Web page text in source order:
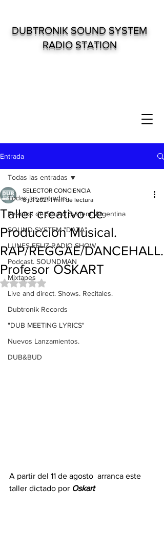
DUBTRONIK SOUND SYSTEM
RADIO STATION
Entrada
Todas las entradas
Eventos de Sound System. Argentina
SOUND SYSTEM "DATA"
LUNES FELIZ RADIO SHOW
Podcast. SOUNDMAN
Mixtapes
Live and direct. Shows. Recitales.
Dubtronik Records
"DUB MEETING LYRICS"
Nuevos Lanzamientos.
DUB&BUD
Todas las entradas
Taller creativo de
Produccion Musical.
RAP/REGGAE/DANCEHALL.
Profesor OSKART
SELECTOR CONCIENCIA
6 jul 2021 1 min de lectura
Obtuvo NaN de 5 estrellas.
A partir del 11 de agosto  arranca este
taller dictado por Oskart